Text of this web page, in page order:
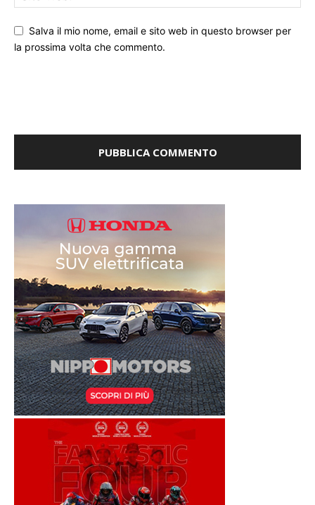
Salva il mio nome, email e sito web in questo browser per
la prossima volta che commento.